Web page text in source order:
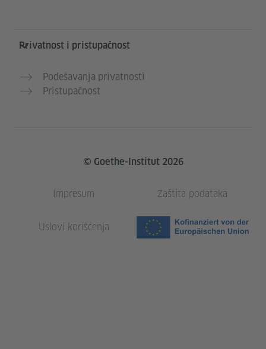
Privatnost i pristupačnost
Podešavanja privatnosti
Pristupačnost
© Goethe-Institut 2026
Impresum Zaštita podataka
Uslovi korišćenja